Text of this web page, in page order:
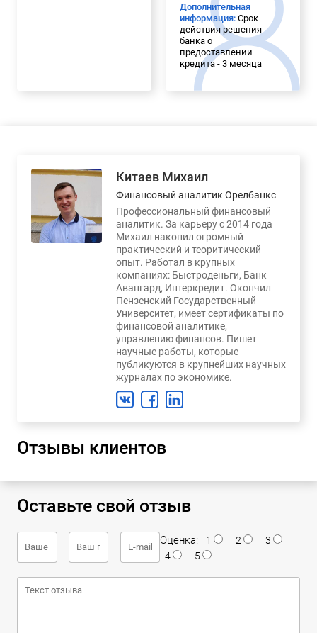
Дополнительная
информация: Срок
действия решения
банка о
предоставлении
кредита - 3 месяца
Китаев Михаил
Финансовый аналитик Орелбанкс
Профессиональный финансовый
аналитик. За карьеру с 2014 года
Михаил накопил огромный
практический и теоритический
опыт. Работал в крупных
компаниях: Быстроденьги, Банк
Авангард, Интеркредит. Окончил
Пензенский Государственный
Университет, имеет сертификаты по
финансовой аналитике,
управлению финансов. Пишет
научные работы, которые
публикуются в крупнейших научных
журналах по экономике.
Отзывы клиентов
Оставьте свой отзыв
Оценка: 1 2
3
4
5